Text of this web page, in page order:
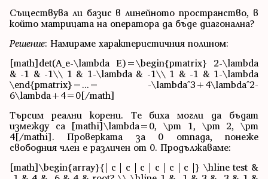
Съществува ли базис в линейното пространство, в
който матрицата на оператора да бъде диагонална?
Решение: Намираме характеристичния полином:
[math]det(A_e-\lambda E)=\begin{pmatrix} 2-\lambda
& -1 & -1\\ 1 & 1-\lambda & -1\\ 1 & -1 & 1-\lambda
\end{pmatrix}=...= -\lambda^3+4\lambda^2-
6\lambda+4=0[/math]
Търсим реални корени. Те биха могли да бъдат
измежду са [mathi]\lambda=0, \pm 1, \pm 2, \pm
4[/mathi]. Проверката за 0 отпада, понеже
свободния член е различен от 0. Продължаваме:
[math]\begin{array}{| c | c | c | c | c | c |} \hline test &